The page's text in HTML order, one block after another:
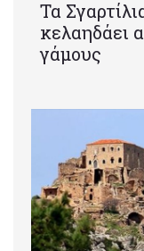
Τα
κελαηδάει
γάμους